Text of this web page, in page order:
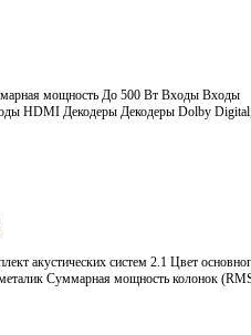
мощность До 500 Вт Входы Входы
HDMI Декодеры Декодеры Dolby
акустических систем 2.1 Цвет
Суммарная мощность колонок